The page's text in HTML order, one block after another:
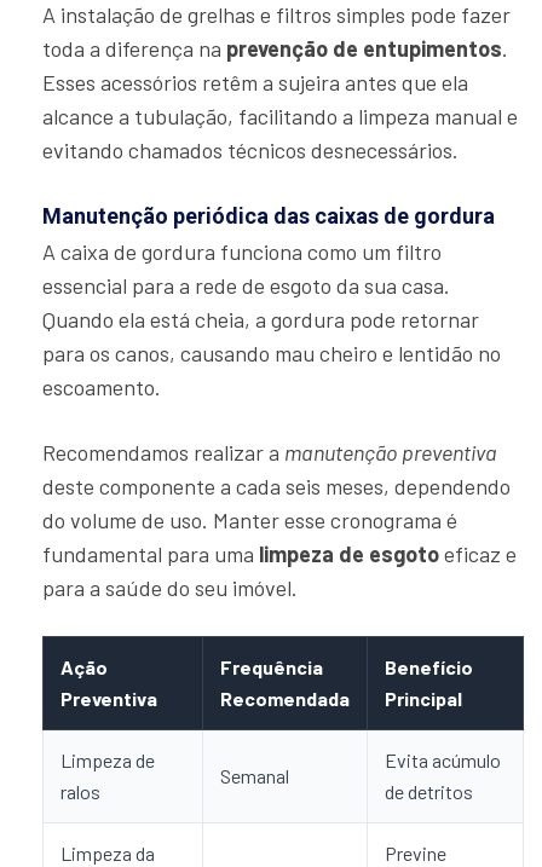
A instalação de grelhas e filtros simples pode fazer
toda a diferença na prevenção de entupimentos.
Esses acessórios retêm a sujeira antes que ela
alcance a tubulação, facilitando a limpeza manual e
evitando chamados técnicos desnecessários.
Manutenção periódica das caixas de gordura
A caixa de gordura funciona como um filtro
essencial para a rede de esgoto da sua casa.
Quando ela está cheia, a gordura pode retornar
para os canos, causando mau cheiro e lentidão no
escoamento.
Recomendamos realizar a manutenção preventiva
deste componente a cada seis meses, dependendo
do volume de uso. Manter esse cronograma é
fundamental para uma limpeza de esgotoeficaz e
para a saúde do seu imóvel.
Ação
Preventiva
Frequência
Recomendada
Benefício
Principal
Limpeza de
ralos
Semanal
Evita acúmulo
de detritos
Limpeza da
Previne